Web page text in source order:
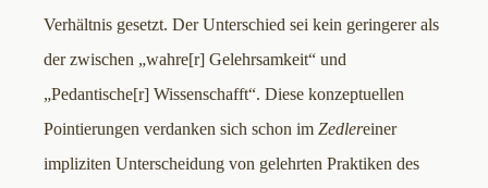
Verhältnis gesetzt. Der Unterschied sei kein geringerer als
der zwischen „wahre[r] Gelehrsamkeit“ und
„Pedantische[r] Wissenschafft“. Diese konzeptuellen
Pointierungen verdanken sich schon im Zedlereiner
impliziten Unterscheidung von gelehrten Praktiken des